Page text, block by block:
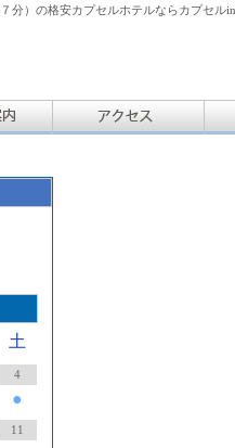
分）の格安カプセルホテルならカプセル
土
4
●
11